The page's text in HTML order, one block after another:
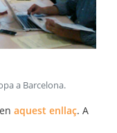
a Barcelona.
aquest enllaç. A